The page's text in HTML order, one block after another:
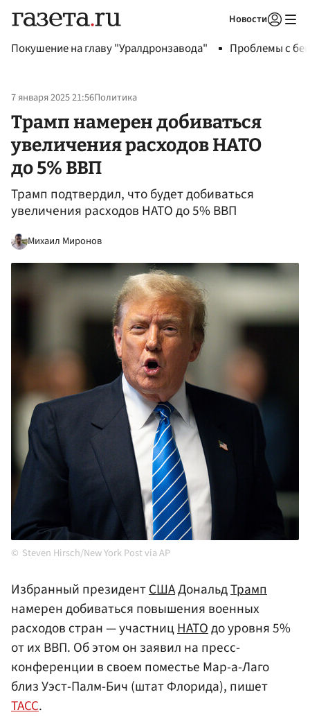
Новости
Покушение на главу "Уралдронзавода" Проблемы с
7 января 2025 21:56Политика
Трамп намерен добиваться
увеличения расходов НАТО
до 5% ВВП
Трамп подтвердил, что будет добиваться
увеличения расходов НАТО до 5% ВВП
Михаил Миронов
Steven Hirsch/New York Post via AP
Избранный президентСШАДональдТрамп
намерен добиваться повышения военных
расходов стран — участницНАТОдо уровня 5%
от их ВВП. Об этом он заявил на пресс-
конференции в своем поместье Мар-а-Лаго
близ Уэст-Палм-Бич (штат Флорида), пишет
ТАСС.